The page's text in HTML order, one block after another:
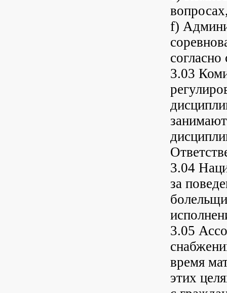
f)
3.03
3.04
за
3.05
время
этих